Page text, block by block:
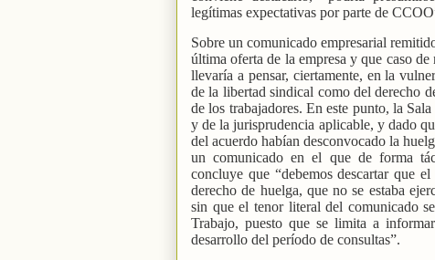
legítimas expectativas por parte de
Sobre un comunicado empresarial
última oferta de la empresa y que caso
llevaría a pensar, ciertamente, en la
de la libertad sindical como del derecho
de los trabajadores. En este punto, la
y de la jurisprudencia aplicable, y dado
del acuerdo habían desconvocado la
un comunicado en el que de forma
concluye que “debemos descartar que
derecho de huelga, que no se estaba
sin que el tenor literal del comunicado
Trabajo, puesto que se limita a
desarrollo del período de consultas”.